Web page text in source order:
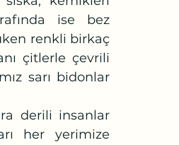
ise bez
renkli birkaç
çitlerle çevrili
sarı bidonlar
her yerimize